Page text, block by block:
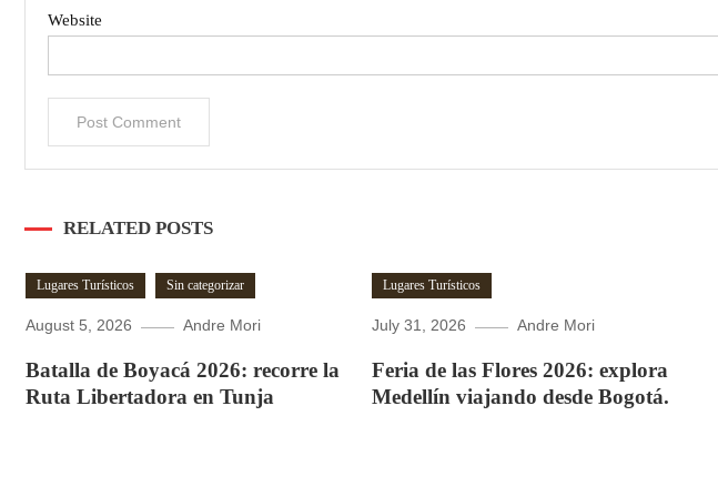
Website
RELATED POSTS
Lugares Turísticos Sin categorizar
August 5, 2026 Andre Mori
Batalla de Boyacá 2026: recorre la
Ruta Libertadora en Tunja
Lugares Turísticos
July 31, 2026 Andre Mori
Feria de las Flores 2026: explora
Medellín viajando desde Bogotá.